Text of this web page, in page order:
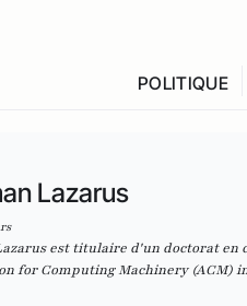
POLITIQUE
Lazarus
est titulaire d'un doctorat
for Computing Machinery (ACM)